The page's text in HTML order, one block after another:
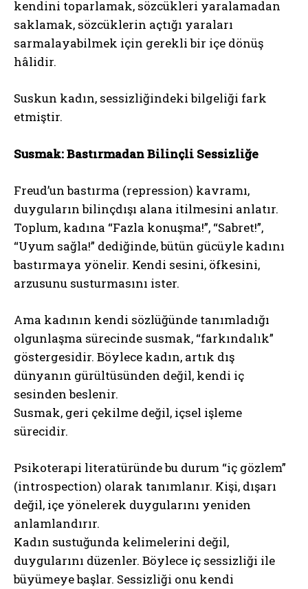
kendini toparlamak, sözcükleri yaralamadan
saklamak, sözcüklerin açtığı yaraları
sarmalayabilmek için gerekli bir içe dönüş
hâlidir.
Suskun kadın, sessizliğindeki bilgeliği fark
etmiştir.
Susmak: Bastırmadan Bilinçli Sessizliğe
Freud’un bastırma (repression) kavramı,
duyguların bilinçdışı alana itilmesini anlatır.
Toplum, kadına “Fazla konuşma!”, “Sabret!”,
“Uyum sağla!” dediğinde, bütün gücüyle kadını
bastırmaya yönelir. Kendi sesini, öfkesini,
arzusunu susturmasını ister.
Ama kadının kendi sözlüğünde tanımladığı
olgunlaşma sürecinde susmak, “farkındalık”
göstergesidir. Böylece kadın, artık dış
dünyanın gürültüsünden değil, kendi iç
sesinden beslenir.
Susmak, geri çekilme değil, içsel işleme
sürecidir.
Psikoterapi literatüründe bu durum “iç gözlem”
(introspection) olarak tanımlanır. Kişi, dışarı
değil, içe yönelerek duygularını yeniden
anlamlandırır.
Kadın sustuğunda kelimelerini değil,
duygularını düzenler. Böylece iç sessizliği ile
büyümeye başlar. Sessizliği onu kendi